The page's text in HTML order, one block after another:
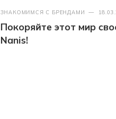
ЗНАКОМИМСЯ С БРЕНДАМИ —
Покоряйте этот мир
Nanis!